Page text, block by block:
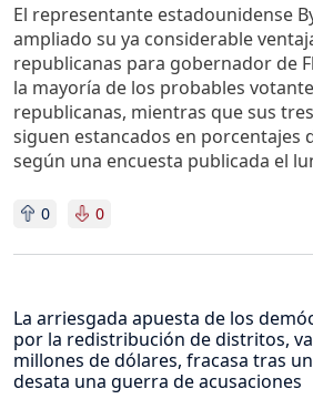
El representante estadounidense
ampliado su ya considerable
republicanas para gobernador de
la mayoría de los probables
republicanas, mientras que sus
siguen estancados en porcentajes
según una encuesta publicada el
0 0
La arriesgada apuesta de los
por la redistribución de distritos,
millones de dólares, fracasa tras
desata una guerra de acusaciones